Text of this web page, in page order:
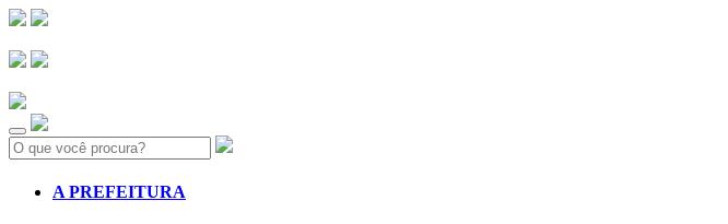
Search:
A PREFEITURA